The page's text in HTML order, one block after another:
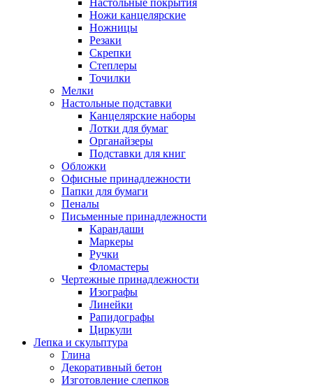
Настольные покрытия
Ножи канцелярские
Ножницы
Резаки
Скрепки
Степлеры
Точилки
Мелки
Настольные подставки
Канцелярские наборы
Лотки для бумаг
Органайзеры
Подставки для книг
Обложки
Офисные принадлежности
Папки для бумаги
Пеналы
Письменные принадлежности
Карандаши
Маркеры
Ручки
Фломастеры
Чертежные принадлежности
Изографы
Линейки
Рапидографы
Циркули
Лепка и скульптура
Глина
Декоративный бетон
Изготовление слепков